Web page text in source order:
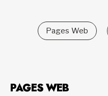
Pages Web
PAGES WEB